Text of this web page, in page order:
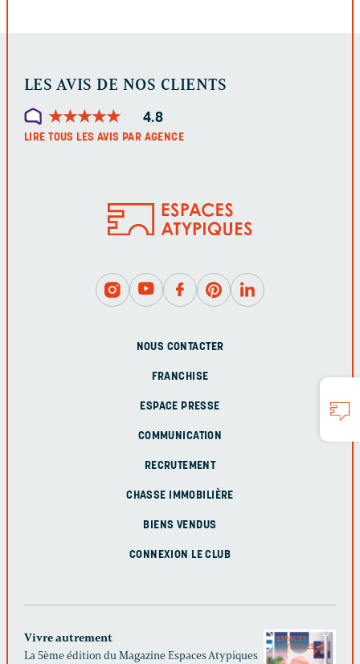
LES AVIS DE NOS CLIENTS
★★★★★
★★★★★ 4.8
LIRE TOUS LES AVIS PAR AGENCE
NOUS CONTACTER
FRANCHISE
ESPACE PRESSE
COMMUNICATION
RECRUTEMENT
CHASSE IMMOBILIÈRE
BIENS VENDUS
CONNEXION LE CLUB
Vivre autrement
La 5ème édition du Magazine Espaces Atypiques